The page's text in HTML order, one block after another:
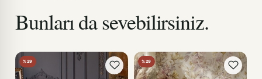
Bunları da sevebilirsiniz.
%29 %29